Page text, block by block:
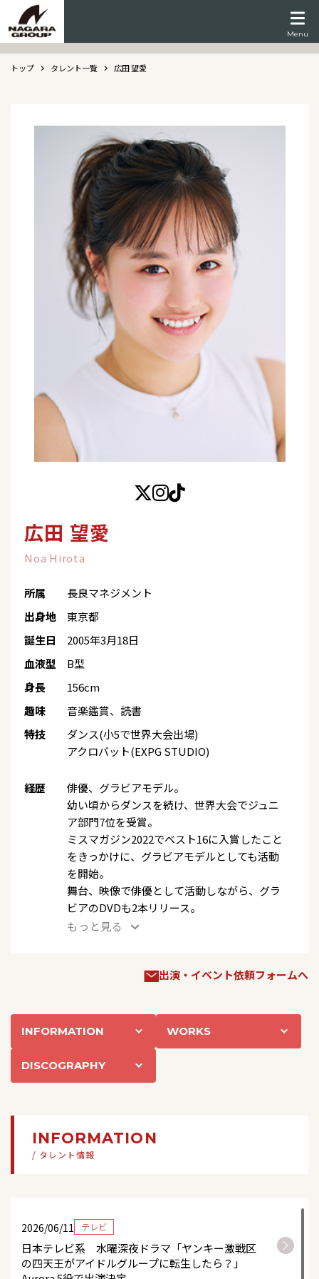
Menu
トップ タレント一覧 広田 望愛
広田 望愛
Noa Hirota
所属
長良マネジメント
出身地
東京都
誕生日
2005年3月18日
血液型
B型
身長
156cm
趣味
音楽鑑賞、読書
特技
ダンス(小5で世界大会出場)
アクロバット(EXPG STUDIO)
経歴
俳優、グラビアモデル。
幼い頃からダンスを続け、世界大会でジュニ
ア部門7位を受賞。
ミスマガジン2022でベスト16に入賞したこと
をきっかけに、グラビアモデルとしても活動
を開始。
舞台、映像で俳優として活動しながら、グラ
ビアのDVDも2本リリース。
もっと見る
出演・イベント依頼フォームへ
INFORMATION WORKS
DISCOGRAPHY
INFORMATION
/ タレント情報
2026/06/11 テレビ
日本テレビ系 水曜深夜ドラマ「ヤンキー激戦区
の四天王がアイドルグループに転生したら？」